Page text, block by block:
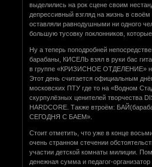
выделились на рок сцене своим
депрессивный взгляд на жизнь в
оставляли равнодушными ни одного
большую тусовку поклонников,
Ну а теперь поподробней
барабаны, КИСЕЛЬ взял в руки бас
в группе «КРИЗИСНОЕ ОТДЕЛЕНИЕ» на
Этот день считается официальным
московских ПТУ где то на «Водном
скурпулёзных ценителей творчества
HARDCORE. Также втроём:
СЕГОДНЯ С БАЕМ».
Стоит отметить, что уже в конце
очень странном стечении
участии детской комнаты милиции.
денежная сумма и педагог-